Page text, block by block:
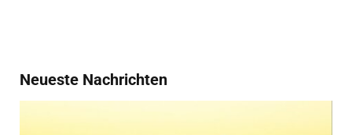
Neueste Nachrichten